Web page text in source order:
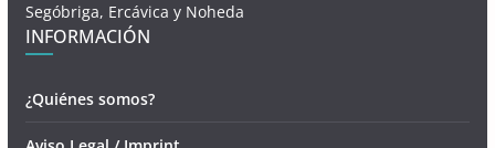
Segóbriga, Ercávica y Noheda
INFORMACIÓN
¿Quiénes somos?